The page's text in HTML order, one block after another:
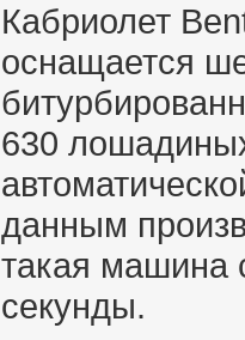
Кабриолет
оснащается
630
данным
такая машина
секунды.